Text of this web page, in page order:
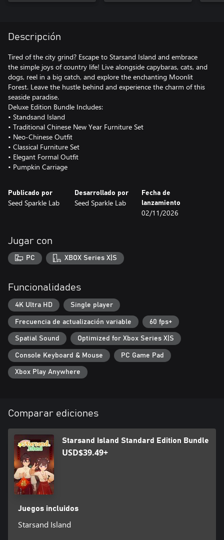
Descripción
Tired of the city grind? Escape to Starsand Island and embrace
the simple joys of country life! Live alongside capybaras, cats, and
dogs, reel in a big catch, and explore the enchanting Moonlit
Forest. Leave the hustle behind and experience the charm of this
seaside paradise.
Deluxe Edition Bundle Includes:
• Standsand Island
• Traditional Chinese New Year Furniture Set
• Neo-Chinese Outfit
• Classical Furniture Set
• Elegant Formal Outfit
• Pumpkin Carriage
Publicado por
Seed Sparkle Lab
Desarrollado por
Seed Sparkle Lab
Fecha de
lanzamiento
02/11/2026
Jugar con
PC XBOX Series X|S
Funcionalidades
4K Ultra HD Single player
Frecuencia de actualización variable 60 fps+
Spatial Sound Optimized for Xbox Series X|S
Console Keyboard & Mouse PC Game Pad
Xbox Play Anywhere
Comparar ediciones
Starsand Island Standard Edition Bundle
USD$39.49+
Juegos incluidos
Starsand Island